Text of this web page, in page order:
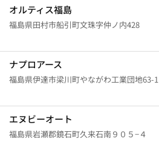
オルティス福島
福島県田村市船引町文珠字仲ノ内428
ナプロアース
福島県伊達市梁川町やながわ工業団地63-1
エヌビーオート
福島県岩瀬郡鏡石町久来石南９０５−４